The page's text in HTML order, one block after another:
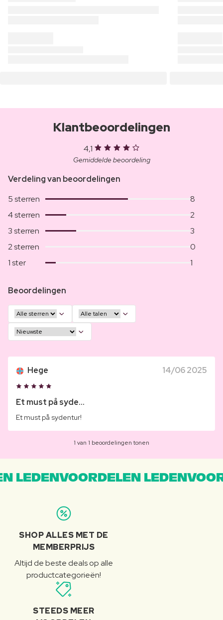
Klantbeoordelingen
4,1
Gemiddelde beoordeling
Verdeling van beoordelingen
5 sterren
8
4 sterren
2
3 sterren
3
2 sterren
0
1 ster
1
Beoordelingen
Hege 14/06 2025
Et must på syde...
Et must på sydentur!
1 van 1 beoordelingen tonen
LEDENVOORDELEN
SHOP ALLES MET DE
MEMBERPRIJS
Altijd de beste deals op alle
productcategorieën!
STEEDS MEER